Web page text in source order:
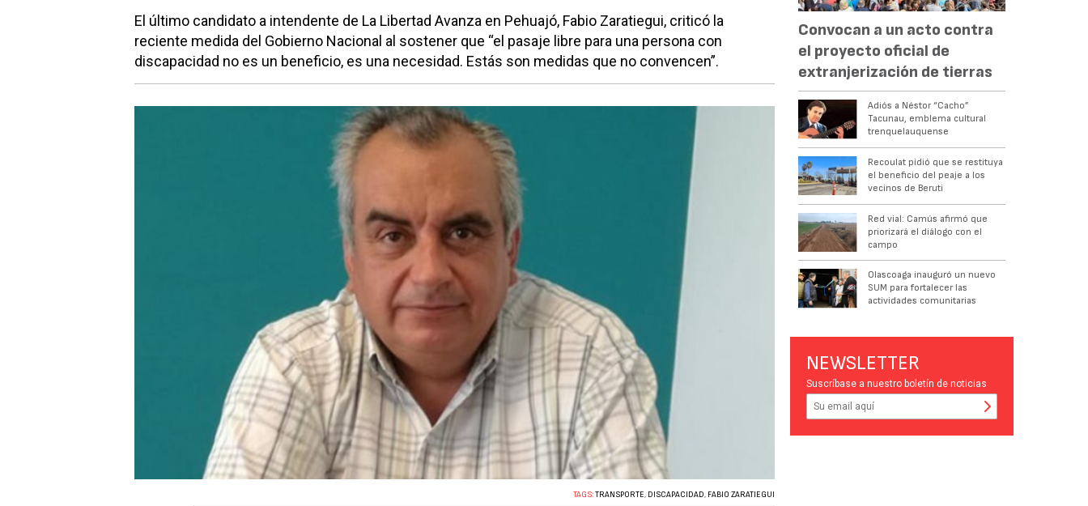
El último candidato a intendente de La Libertad Avanza en Pehuajó, Fabio Zaratiegui, criticó la
reciente medida del Gobierno Nacional al sostener que “el pasaje libre para una persona con
discapacidad no es un beneficio, es una necesidad. Estás son medidas que no convencen”.
TAGS:TRANSPORTE, DISCAPACIDAD, FABIO ZARATIEGUI
Convocan a un acto contra
el proyecto oficial de
extranjerización de tierras
Adiós a Néstor “Cacho”
Tacunau, emblema cultural
trenquelauquense
Recoulat pidió que se restituya
el beneficio del peaje a los
vecinos de Beruti
Red vial: Camús afirmó que
priorizará el diálogo con el
campo
Olascoaga inauguró un nuevo
SUM para fortalecer las
actividades comunitarias
NEWSLETTER
Suscríbase a nuestro boletín de noticias